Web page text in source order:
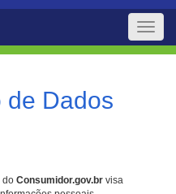
Toggle
de Dados
do Consumidor.gov.br visa